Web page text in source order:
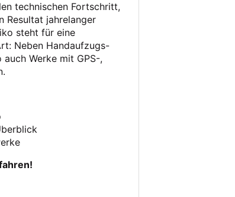
technischen Fortschritt,
Resultat jahrelanger
steht für eine
Neben Handaufzugs-
Werke mit GPS-,